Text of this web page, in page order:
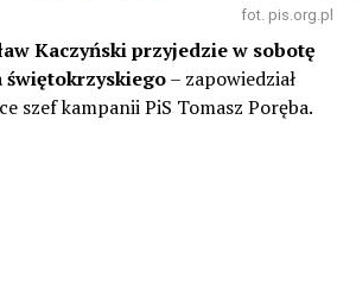
fot. pis.org.pl
Kaczyński przyjedzie w sobotę
– zapowiedział
szef kampanii PiS Tomasz Poręba.